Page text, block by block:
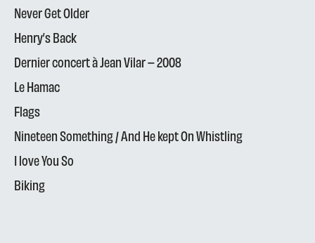
Never Get Older
Henry’s Back
Dernier concert à Jean Vilar – 2008
Le Hamac
Flags
Nineteen Something / And He kept On Whistling
I love You So
Biking